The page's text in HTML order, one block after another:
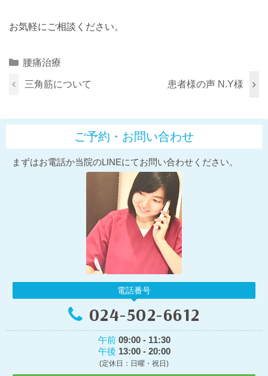
お気軽にご相談ください。
Categories
腰痛治療
三角筋について 患者様の声 N.Y様
ご予約・お問い合わせ
まずはお電話か当院のLINEにてお問い合わせください。
電話番号
024-502-6612
午前 09:00 - 11:30
午後 13:00 - 20:00
(定休日：日曜・祝日)